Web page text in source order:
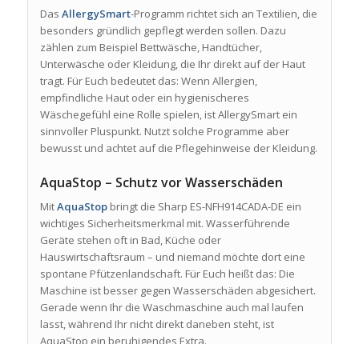
Das AllergySmart-Programm richtet sich an Textilien, die
besonders gründlich gepflegt werden sollen. Dazu
zählen zum Beispiel Bettwäsche, Handtücher,
Unterwäsche oder Kleidung, die Ihr direkt auf der Haut
tragt. Für Euch bedeutet das: Wenn Allergien,
empfindliche Haut oder ein hygienischeres
Wäschegefühl eine Rolle spielen, ist AllergySmart ein
sinnvoller Pluspunkt. Nutzt solche Programme aber
bewusst und achtet auf die Pflegehinweise der Kleidung.
AquaStop – Schutz vor Wasserschäden
MitAquaStopbringt die Sharp ES-NFH914CADA-DE ein
wichtiges Sicherheitsmerkmal mit. Wasserführende
Geräte stehen oft in Bad, Küche oder
Hauswirtschaftsraum – und niemand möchte dort eine
spontane Pfützenlandschaft. Für Euch heißt das: Die
Maschine ist besser gegen Wasserschäden abgesichert.
Gerade wenn Ihr die Waschmaschine auch mal laufen
lasst, während Ihr nicht direkt daneben steht, ist
AquaStop ein beruhigendes Extra.